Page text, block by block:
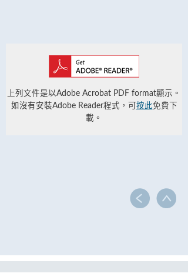
上列文件是以Adobe Acrobat PDF format顯示。
如沒有安裝Adobe Reader程式，可 按此免費下
載。